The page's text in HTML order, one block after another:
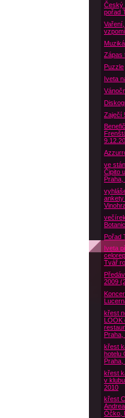
Český
pořad
Zápas
Puzzle
Iveta
Zaječí
ve
Čipito
Praha,
ankety
Pořad
Iveta
Tvář
2009
křest
LOOK
Praha,
křest
hotelu
Praha,
křest
v klubu
2010
křest
Óčko,